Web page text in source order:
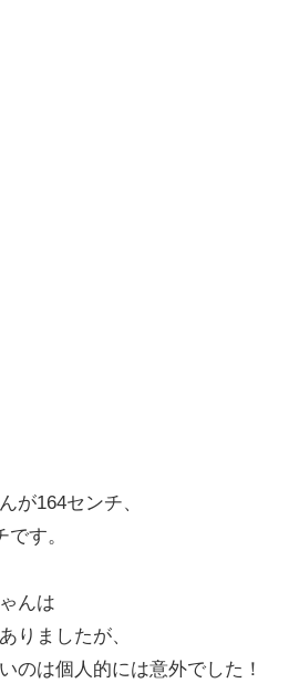
が164センチ、
す。
んは
りましたが、
のは個人的には意外でした！